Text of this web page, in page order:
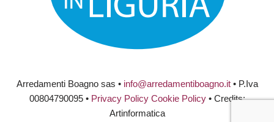
Arredamenti Boagno sas • info@arredamentiboagno.it• P.Iva
00804790095 • Privacy Policy Cookie Policy• Credits:
Artinformatica